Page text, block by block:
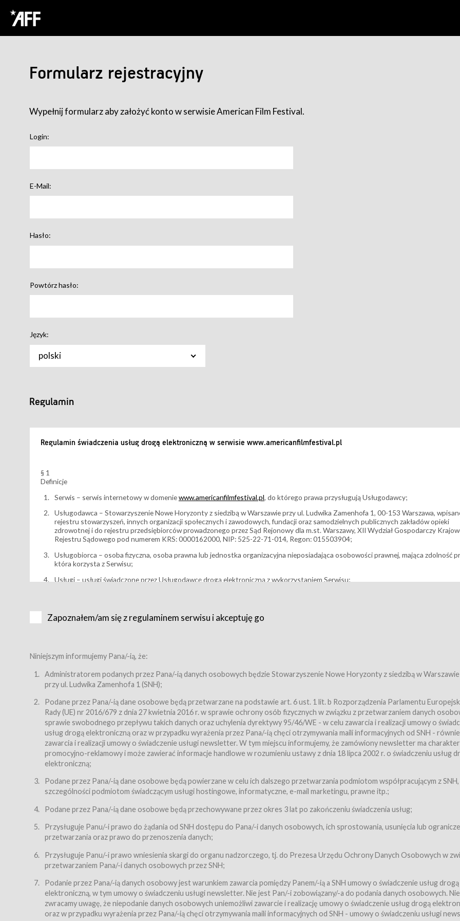
Formularz rejestracyjny
Wypełnij formularz aby założyć konto w serwisie American Film Festival.
Login:
E-Mail:
Hasło:
Powtórz hasło:
Język:
polski
Regulamin
Regulamin świadczenia usług drogą elektroniczną w serwisie www.americanfilmfestival.pl
§ 1
Definicje
Serwis – serwis internetowy w domeniewww.americanfilmfestival.pl, do którego prawa przysługują Usługodawcy;
Usługodawca – Stowarzyszenie Nowe Horyzonty z siedzibą w Warszawie przy ul. Ludwika Zamenhofa 1, 00-153 Warszawa,
rejestru stowarzyszeń, innych organizacji społecznych i zawodowych, fundacji oraz samodzielnych publicznych zakładów opieki
zdrowotnej i do rejestru przedsiębiorców prowadzonego przez Sąd Rejonowy dla m.st. Warszawy, XII Wydział Gospodarczy
Rejestru Sądowego pod numerem KRS: 0000162000, NIP: 525-22-71-014, Regon: 015503904;
Usługobiorca – osoba fizyczna, osoba prawna lub jednostka organizacyjna nieposiadająca osobowości prawnej, mająca zdolność
która korzysta z Serwisu;
Usługi – usługi świadczone przez Usługodawcę drogą elektroniczną z wykorzystaniem Serwisu;
Karnety – wybrane dokumenty potwierdzające zawarcie umowy z Usługodawcą i uprawniające do wzięcia udziału w Wydarzeniu,
Bilety – wybrane dokumenty potwierdzające zawarcie umowy z Usługodawcą i uprawniające do wzięcia udziału w Wydarzeniu,
przewidziane przez Usługodawcę dla danego Wydarzenia, tj. uprawniające do uczestnictwa w wielu albo w pojedynczych seansach
filmowych, wydarzeniach specjalnych i koncertach;
Sklep – sklep internetowy prowadzony przez Usługodawcę w Serwisie;
Regulamin – niniejszy regulamin.
§ 2
Postanowienia ogólne
Regulamin określa zasady:
świadczenia Usługobiorcom Usług przez Usługodawcę, z zastrzeżeniem usług, o których mowa w ust. 2 pkt. 4 i 5 poniżej,
zasady świadczenia precyzują odrębne regulaminy,
przetwarzania przez Usługodawcę danych osobowych Usługobiorców będących osobami fizycznymi.
Usługodawca świadczy w szczególności następujące Usługi:Usługodawca świadczy Usługi drogą elektroniczną w rozumieniu
dnia 18 lipca 2002 r. o świadczeniu usług drogą elektroniczną (Dz.U. z 2002 r., Nr 144, poz. 1204, z późń. zm.). Usługi świadczone są
nieodpłatnie.
usługę przeglądania i odczytywania przez Usługobiorców materiałów zamieszczanych w Serwisie,
usługę newsletter,
usługę zawierania na odległość umów nabycia Karnetów i Biletów,
usługę zawierania na odległość umów sprzedaży w Sklepie.
Usługodawca świadczy Usługi drogą elektroniczną w rozumieniu ustawy z dnia 18 lipca 2002 r. o świadczeniu usług drogą
(Dz.U. z 2002 r., Nr 144, poz. 1204, z późń. zm.). Usługi świadczone są nieodpłatnie.
Zapoznałem/am się z regulaminem serwisu i akceptuję go
Niniejszym informujemy Pana/-ią, że:
Administratorem podanych przez Pana/-ią danych osobowych będzie Stowarzyszenie Nowe Horyzonty z siedzibą w
przy ul. Ludwika Zamenhofa 1 (SNH);
Podane przez Pana/-ią dane osobowe będą przetwarzane na podstawie art. 6 ust. 1 lit. b Rozporządzenia Parlamentu
Rady (UE) nr 2016/679 z dnia 27 kwietnia 2016 r. w sprawie ochrony osób fizycznych w związku z przetwarzaniem danych
sprawie swobodnego przepływu takich danych oraz uchylenia dyrektywy 95/46/WE - w celu zawarcia i realizacji umowy o
usług drogą elektroniczną oraz w przypadku wyrażenia przez Pana/-ią chęci otrzymywania maili informacyjnych od SNH -
zawarcia i realizacji umowy o świadczenie usługi newsletter. W tym miejscu informujemy, że zamówiony newsletter ma charakter
promocyjno-reklamowy i może zawierać informacje handlowe w rozumieniu ustawy z dnia 18 lipca 2002 r. o świadczeniu usług
elektroniczną;
Podane przez Pana/-ią dane osobowe będą powierzane w celu ich dalszego przetwarzania podmiotom współpracującym z
szczególności podmiotom świadczącym usługi hostingowe, informatyczne, e-mail marketingu, prawne itp.;
Podane przez Pana/-ią dane osobowe będą przechowywane przez okres 3 lat po zakończeniu świadczenia usług;
Przysługuje Panu/-i prawo do żądania od SNH dostępu do Pana/-i danych osobowych, ich sprostowania, usunięcia lub
przetwarzania oraz prawo do przenoszenia danych;
Przysługuje Panu/-i prawo wniesienia skargi do organu nadzorczego, tj. do Prezesa Urzędu Ochrony Danych Osobowych w
przetwarzaniem Pana/-i danych osobowych przez SNH;
Podanie przez Pana/-ią danych osobowy jest warunkiem zawarcia pomiędzy Panem/-ią a SNH umowy o świadczenie usług drogą
elektroniczną, w tym umowy o świadczeniu usługi newsletter. Nie jest Pan/-i zobowiązany/-a do podania danych osobowych.
zwracamy uwagę, że niepodanie danych osobowych uniemożliwi zawarcie i realizację umowy o świadczenie usług drogą
oraz w przypadku wyrażenia przez Pana/-ią chęci otrzymywania maili informacyjnych od SNH - umowy o świadczeniu usługi